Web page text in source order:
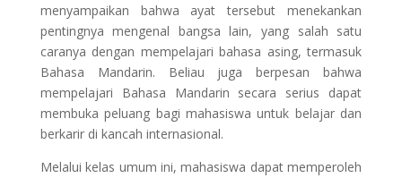
menyampaikan bahwa ayat tersebut menekankan
pentingnya mengenal bangsa lain, yang salah satu
caranya dengan mempelajari bahasa asing, termasuk
Bahasa Mandarin. Beliau juga berpesan bahwa
mempelajari Bahasa Mandarin secara serius dapat
membuka peluang bagi mahasiswa untuk belajar dan
berkarir di kancah internasional.
Melalui kelas umum ini, mahasiswa dapat memperoleh